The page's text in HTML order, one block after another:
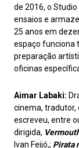
de 2016, o
ensaios e
25 anos em
espaço funciona
preparação
oficinas
Aimar Labaki:
cinema, tradutor,
escreveu, entre
dirigida,
Ivan Feijó,; Pirata